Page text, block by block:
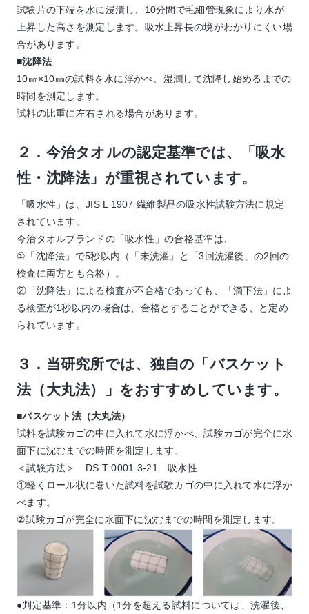
試験片の下端を水に浸漬し、10分間で毛細管現象により水が
上昇した高さを測定します。吸水上昇長の境がわかりにくい場
合があります。
■沈降法
10㎜×10㎜の試料を水に浮かべ、湿潤して沈降し始めるまでの
時間を測定します。
試料の比重に左右される場合があります。
２．今治タオルの認定基準では、「吸水
性・沈降法」が重視されています。
「吸水性」は、JIS L 1907 繊維製品の吸水性試験方法に規定
されています。
今治タオルブランドの「吸水性」の合格基準は、
①「沈降法」で5秒以内（「未洗濯」と「3回洗濯後」の2回の
検査に両方とも合格）。
②「沈降法」による検査が不合格であっても、「滴下法」によ
る検査が1秒以内の場合は、合格とすることができる、と定め
られています。
３．当研究所では、独自の「バスケット
法（大丸法）」をおすすめしています。
■バスケット法（大丸法）
試料を試験カゴの中に入れて水に浮かべ、試験カゴが完全に水
面下に沈むまでの時間を測定します。
＜試験方法＞ DS T 0001 3-21 吸水性
①軽くロール状に巻いた試料を試験カゴの中に入れて水に浮か
べます。
②試験カゴが完全に水面下に沈むまでの時間を測定します。
●判定基準：1分以内（1分を超える試料については、洗濯後、